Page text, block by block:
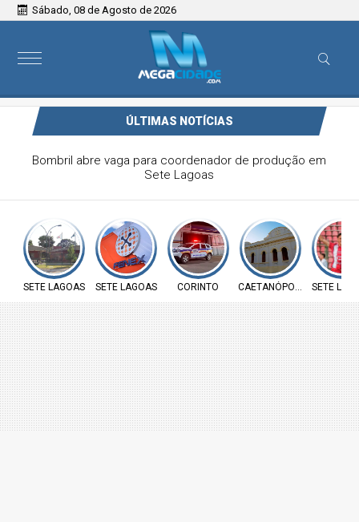
Sábado, 08 de Agosto de 2026
ÚLTIMAS NOTÍCIAS
FENEX 2026 começa na próxima semana e deve reunir
mais de 200 expositores em Sete Lagoas
SETE LAGOAS SETE LAGOAS CORINTO CAETANÓPOLIS SETE